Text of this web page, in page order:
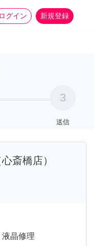
ログイン 新規登録
家事 more_horiz
3
送信
斎橋店）
液晶修理